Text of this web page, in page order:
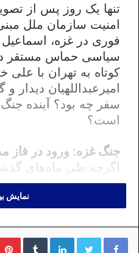
تنها یک روز پس از
امنیت سازمان ملل
فوری در غزه، اسماعیل
سیاسی حماس مستقر
کوتاه به تهران با علی
امیرعبداللهیان دیدار و
سفر چه بود؟ آینده
است؟
جنگ غزه: ورود در فاز
اگرچه طی ماه‌های
فاز عملیات نظامی در
مذاکرات برای یافتن
دشوار،اما، نه
خودداری نکرده اند.
نمایش
لینکداینتامبلر